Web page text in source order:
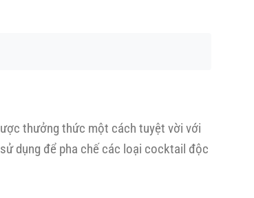
thưởng thức một cách tuyệt vời với
dụng để pha chế các loại cocktail độc